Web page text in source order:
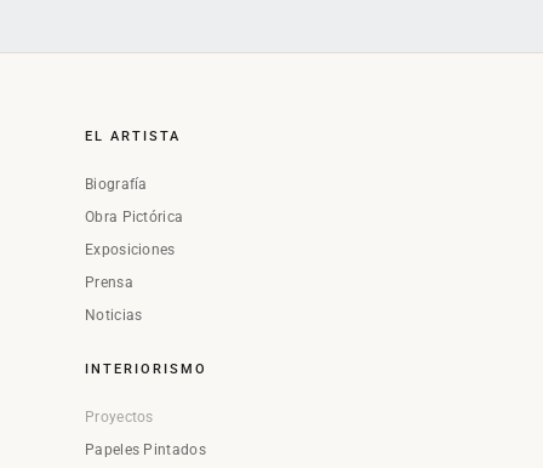
EL ARTISTA
Biografía
Obra Pictórica
Exposiciones
Prensa
Noticias
INTERIORISMO
Proyectos
Papeles Pintados